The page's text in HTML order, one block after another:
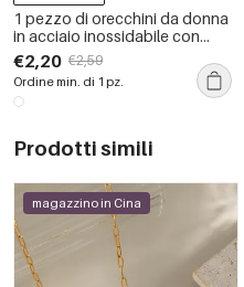
1 pezzo di orecchini da donna
in acciaio inossidabile con
zirconi color oro impermeabili
€2,20 €2,59
Ordine min. di 1 pz.
Prodotti simili
magazzino in Cina